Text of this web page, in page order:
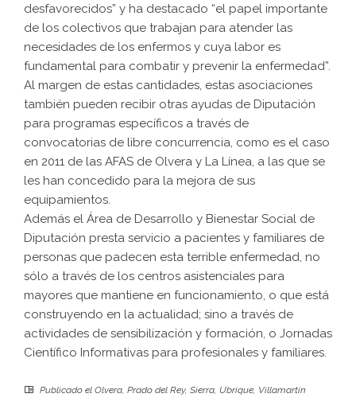
desfavorecidos” y ha destacado “el papel importante
de los colectivos que trabajan para atender las
necesidades de los enfermos y cuya labor es
fundamental para combatir y prevenir la enfermedad”.
Al margen de estas cantidades, estas asociaciones
también pueden recibir otras ayudas de Diputación
para programas específicos a través de
convocatorias de libre concurrencia, como es el caso
en 2011 de las AFAS de Olvera y La Línea, a las que se
les han concedido para la mejora de sus
equipamientos.
Además el Área de Desarrollo y Bienestar Social de
Diputación presta servicio a pacientes y familiares de
personas que padecen esta terrible enfermedad, no
sólo a través de los centros asistenciales para
mayores que mantiene en funcionamiento, o que está
construyendo en la actualidad; sino a través de
actividades de sensibilización y formación, o Jornadas
Científico Informativas para profesionales y familiares.
Publicado el Olvera, Prado del Rey, Sierra, Ubrique, Villamartín